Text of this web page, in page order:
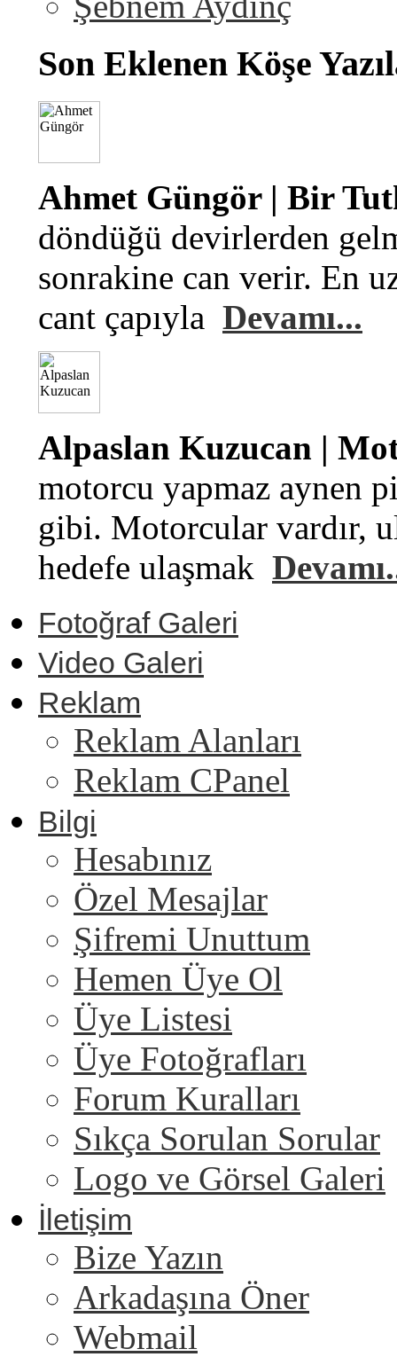
Son Eklenen Köşe
Ahmet Güngör | Bir
döndüğü devirlerden
sonrakine can verir. En
cant çapıyla Devamı...
Alpaslan Kuzucan |
motorcu yapmaz aynen
gibi. Motorcular vardır,
hedefe ulaşmak
Fotoğraf Galeri
Video Galeri
Reklam
Reklam Alanları
Reklam CPanel
Bilgi
Hesabınız
Özel Mesajlar
Şifremi Unuttum
Hemen Üye Ol
Üye Listesi
Üye Fotoğrafları
Forum Kuralları
Sıkça Sorulan Sorular
Logo ve Görsel Galeri
İletişim
Bize Yazın
Arkadaşına Öner
Webmail